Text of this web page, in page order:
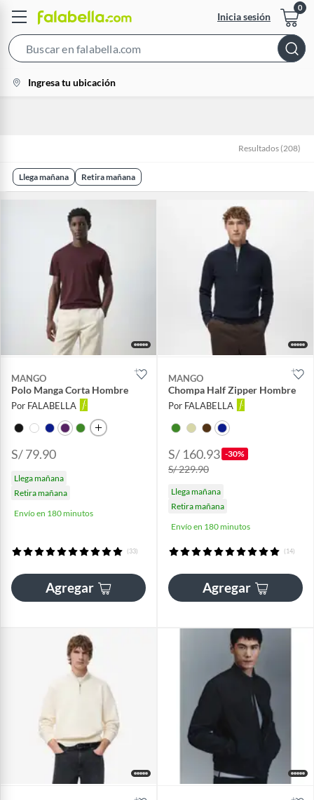
Inicia sesión
Bar
location-
icon
Ingresa tu ubicación
Resultados (208)
Llega mañana Retira mañana
MANGO
Polo Manga Corta Hombre
Por FALABELLA
S/ 79.90
Llega mañana
Retira mañana
Envío en 180 minutos
(33)
Agregar
MANGO
Chompa Half Zipper Hombre
Por FALABELLA
S/ 160.93 -30%
S/ 229.90
Llega mañana
Retira mañana
Envío en 180 minutos
(14)
Agregar